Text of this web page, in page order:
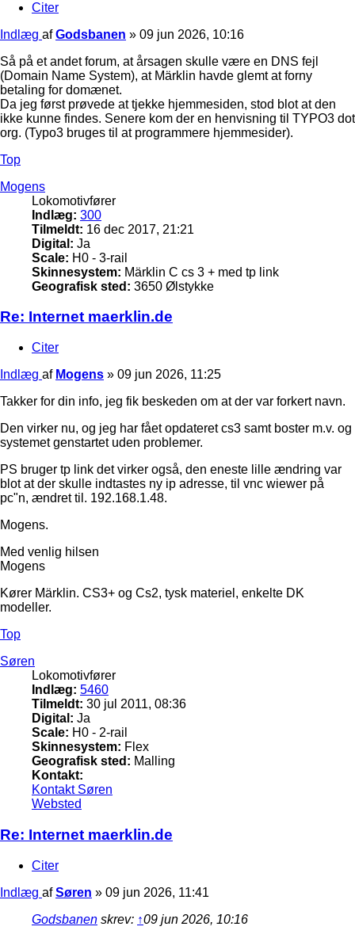
Citer
Indlæg afGodsbanen » 09 jun 2026, 10:16
Så på et andet forum, at årsagen skulle være en DNS fejl
(Domain Name System), at Märklin havde glemt at forny
betaling for domænet.
Da jeg først prøvede at tjekke hjemmesiden, stod blot at den
ikke kunne findes. Senere kom der en henvisning til TYPO3 dot
org. (Typo3 bruges til at programmere hjemmesider).
Top
Mogens
Lokomotivfører
Indlæg: 300
Tilmeldt: 16 dec 2017, 21:21
Digital: Ja
Scale: H0 - 3-rail
Skinnesystem: Märklin C cs 3 + med tp link
Geografisk sted: 3650 Ølstykke
Re: Internet maerklin.de
Citer
Indlæg af Mogens » 09 jun 2026, 11:25
Takker for din info, jeg fik beskeden om at der var forkert navn.
Den virker nu, og jeg har fået opdateret cs3 samt boster m.v. og
systemet genstartet uden problemer.
PS bruger tp link det virker også, den eneste lille ændring var
blot at der skulle indtastes ny ip adresse, til vnc wiewer på
pc"n, ændret til. 192.168.1.48.
Mogens.
Med venlig hilsen
Mogens
Kører Märklin. CS3+ og Cs2, tysk materiel, enkelte DK
modeller.
Top
Søren
Lokomotivfører
Indlæg: 5460
Tilmeldt: 30 jul 2011, 08:36
Digital: Ja
Scale: H0 - 2-rail
Skinnesystem: Flex
Geografisk sted: Malling
Kontakt:
Kontakt Søren
Websted
Re: Internet maerklin.de
Citer
Indlæg afSøren » 09 jun 2026, 11:41
Godsbanen skrev: ↑09 jun 2026, 10:16